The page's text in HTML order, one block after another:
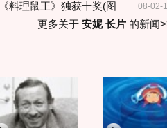
08-02-
料理鼠王》独获十奖(图
更多关于 安妮 长片的新闻